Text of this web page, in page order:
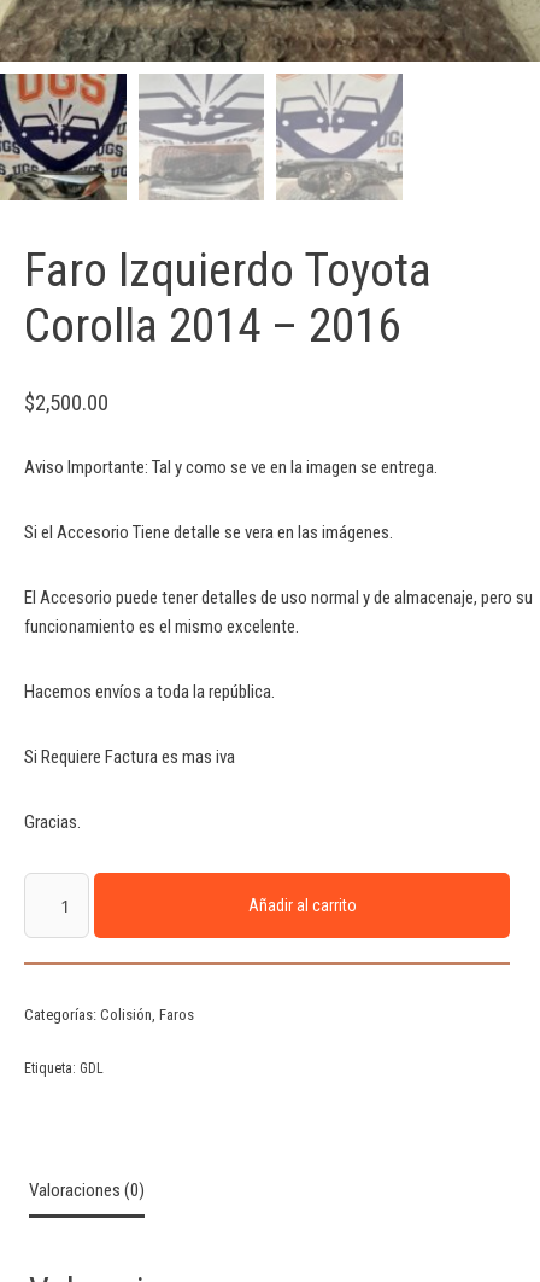
Faro Izquierdo Toyota
Corolla 2014 – 2016
$2,500.00
Aviso Importante: Tal y como se ve en la imagen se entrega.
Si el Accesorio Tiene detalle se vera en las imágenes.
El Accesorio puede tener detalles de uso normal y de almacenaje, pero su
funcionamiento es el mismo excelente.
Hacemos envíos a toda la república.
Si Requiere Factura es mas iva
Gracias.
Añadir al carrito
Categorías: Colisión Faros
Etiqueta: GDL
Valoraciones (0)